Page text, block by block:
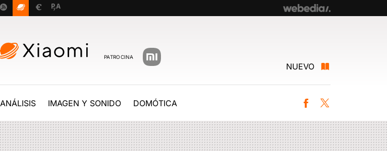
PATROCINA
NUEVO
ANÁLISIS IMAGEN Y SONIDO DOMÓTICA Facebook